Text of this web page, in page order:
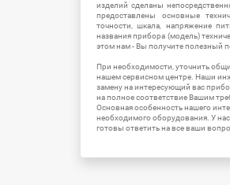
изделий сделаны
предоставлены основные
точности, шкала, напряжение
названия прибора (модель)
этом нам - Вы получите полезный
При необходимости, уточнить
нашем сервисном центре. Наши
замену на интересующий вас
на полное соответствие Вашим
Основная особенность нашего
необходимого оборудования. У
готовы ответить на все ваши